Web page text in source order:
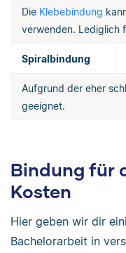
Die Klebebindung
verwenden. Lediglich
Spiralbindung
Aufgrund der eher
geeignet.
Bindung für
Kosten
Hier geben wir dir
Bachelorarbeit in